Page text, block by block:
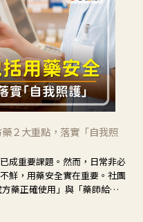
２大重點，落實「自我照
成重要課題。然而，日常非必
鮮，用藥安全實在重要。社團
藥正確使用」與「藥師給